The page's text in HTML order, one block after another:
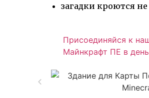
загадки кроются
Присоединяйся к
Майнкрафт ПЕ в